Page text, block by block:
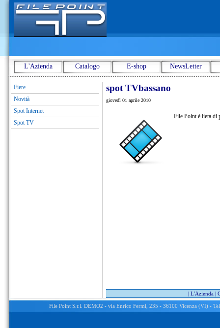
L'Azienda Catalogo E-shop NewsLetter
spot TVbassano
giovedì 01 aprile 2010
File Point è lieta di
| L'Azienda |
Fiere
Novità
Spot Internet
Spot TV
File Point S.r.l. DEMO2 - via Enrico Fermi, 235 - 36100 Vicenza (VI) -